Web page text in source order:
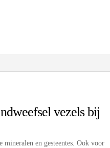
vezels bij
en gesteentes. Ook voor